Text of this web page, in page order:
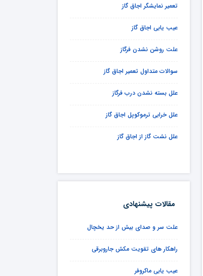
تعمیر نمایشگر اجاق گاز
عیب یابی اجاق گاز
علت روشن نشدن فرگاز
سوالات متداول تعمیر اجاق گاز
علل بسته نشدن درب فرگاز
علل خرابی ترموکوپل اجاق گاز
علل نشت گاز از اجاق گاز
مقالات پیشنهادی
علت سر و صدای بیش از حد یخچال
راهکار های تقویت مکش جاروبرقی
عیب یابی ماکروفر